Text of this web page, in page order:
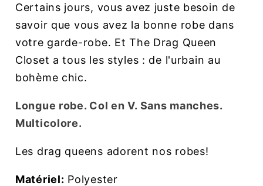
Certains jours, vous avez juste besoin de
savoir que vous avez la bonne robe dans
votre garde-robe. Et The Drag Queen
Closet a tous les styles : de l'urbain au
bohème chic.
Longue robe. Col en V. Sans manches.
Multicolore.
Les drag queens adorent nos robes!
Matériel: Polyester